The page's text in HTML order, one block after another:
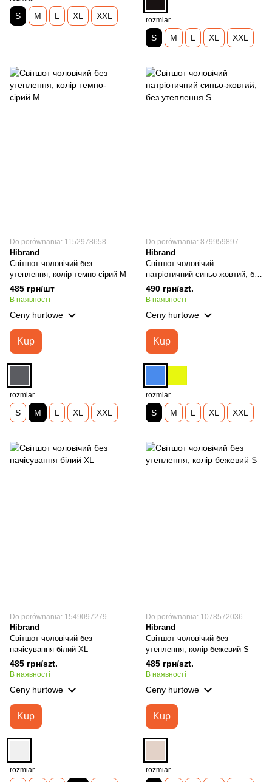
S M L XL XXL rozmiar
S M L XL XXL
Do porównania: 1152978658
Hibrand
Світшот чоловічий без
утеплення, колір темно-сірий М
485 грн/шт
В наявності
Ceny hurtowe
Kup
rozmiar
S M L XL XXL
Do porównania: 879959897
Hibrand
Світшот чоловічий
патріотичний синьо-жовтий, без
утеплення S
490 грн/szt.
В наявності
Ceny hurtowe
Kup
rozmiar
S M L XL XXL
Do porównania: 1549097279
Hibrand
Світшот чоловічий без
начісування білий XL
485 грн/szt.
В наявності
Ceny hurtowe
Kup
rozmiar
Do porównania: 1078572036
Hibrand
Світшот чоловічий без
утеплення, колір бежевий S
485 грн/szt.
В наявності
Ceny hurtowe
Kup
rozmiar